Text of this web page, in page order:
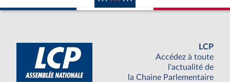
LCP
Accédez à toute
l'actualité de
la Chaine Parlementaire